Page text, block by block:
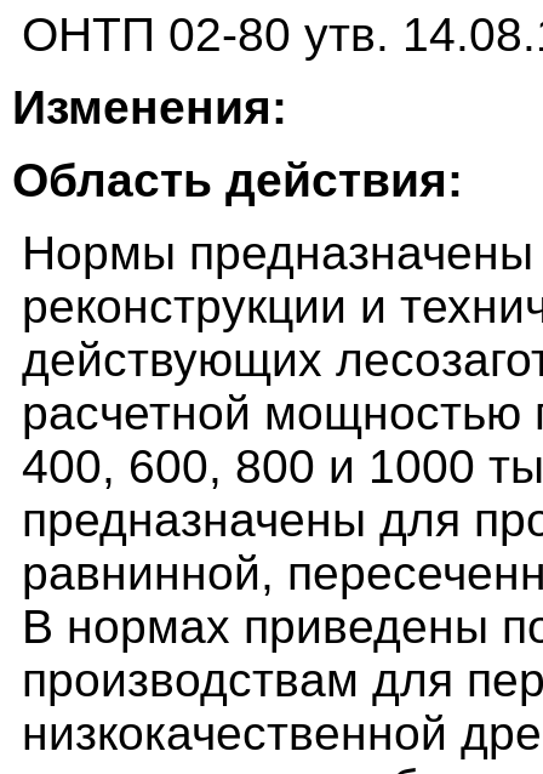
ОНТП 02-80 утв.
Изменения:
Область действия:
Нормы предназначены
реконструкции и
действующих
расчетной мощностью
400, 600, 800 и 1000
предназначены для
равнинной,
В нормах приведены
производствам для
низкокачественной